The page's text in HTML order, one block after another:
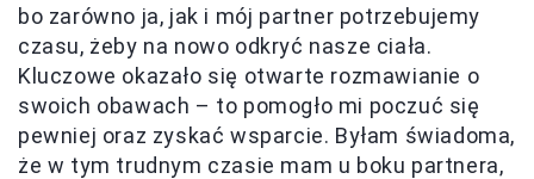
bo zarówno ja, jak i mój partner potrzebujemy
czasu, żeby na nowo odkryć nasze ciała.
Kluczowe okazało się otwarte rozmawianie o
swoich obawach – to pomogło mi poczuć się
pewniej oraz zyskać wsparcie. Byłam świadoma,
że w tym trudnym czasie mam u boku partnera,